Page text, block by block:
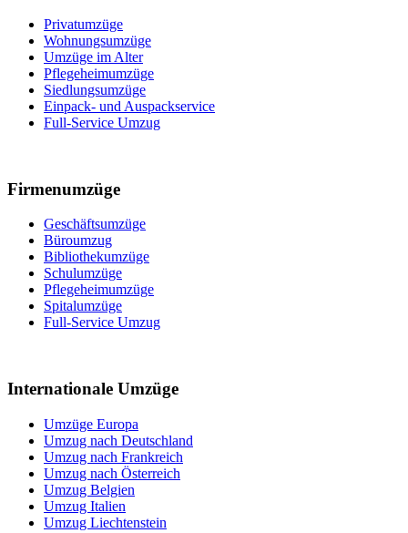
Privatumzüge
Wohnungsumzüge
Umzüge im Alter
Pflegeheimumzüge
Siedlungsumzüge
Einpack- und Auspackservice
Full-Service Umzug
Firmenumzüge
Geschäftsumzüge
Büroumzug
Bibliothekumzüge
Schulumzüge
Pflegeheimumzüge
Spitalumzüge
Full-Service Umzug
Internationale Umzüge
Umzüge Europa
Umzug nach Deutschland
Umzug nach Frankreich
Umzug nach Österreich
Umzug Belgien
Umzug Italien
Umzug Liechtenstein